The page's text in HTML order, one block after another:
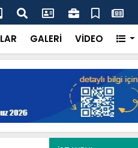
Dönerci Bey,
GALERİ VİDEO